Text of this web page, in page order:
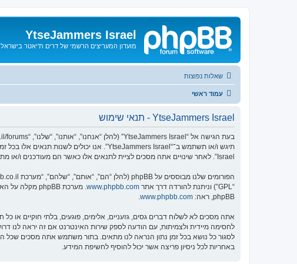
YtseJammers Israel
מועדון המעריצים הרשמי של דרים ת'יאטר בישראל
שאלות נפוצות
עמוד ראשי
YtseJammers Israel - תנאי שימוש
Israel”. לאחר שינויים אתה מסכים לציית לתנאים אלו כאשר הם מעודכנים ו/או מתוקנים.
הפורומים שלנו מבוססים על phpBB (להלן “הם”, “אותם”, “שלהם”, “מערכת phpBB”, “www.phpbb.co.il”, “קבוצת phpBB”, “צוות phpBB הישראלי”) אשר הינה מערכת בולטיין המשוחררת תחת הסכם “
“GPL”) וניתנת להורדה דרך אתר
www.phpbb.com
phpBB, ראה:
www.phpbb.com
באחריות לכל ניסיון פריצה אשר יכול להוסיף לחשיפת המידע.